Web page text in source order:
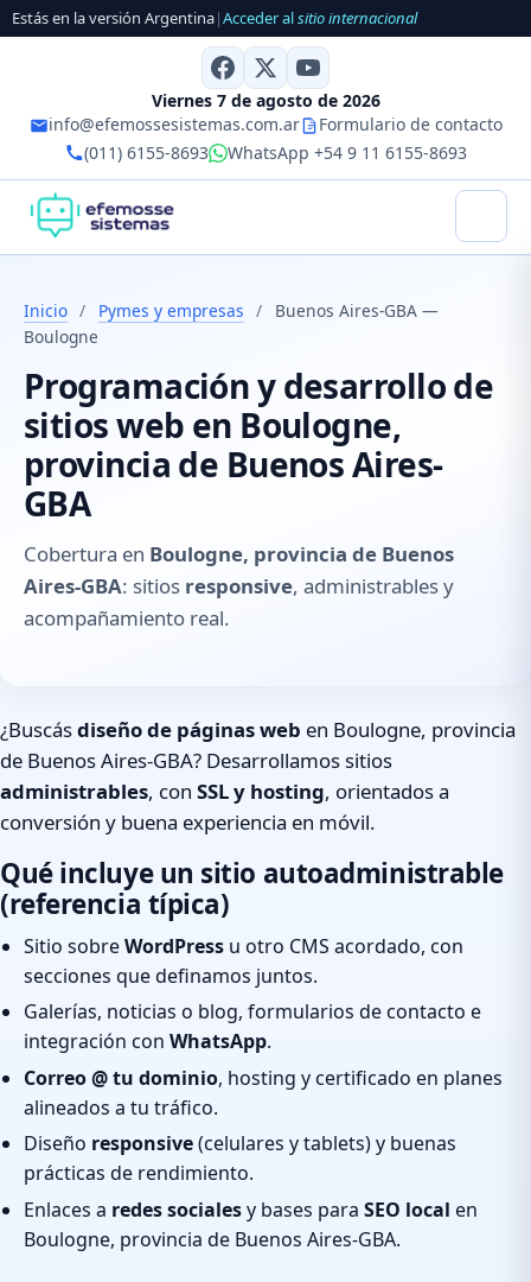
Estás en la versión Argentina|Acceder alsitio internacional
Viernes 7 de agosto de 2026
info@efemossesistemas.com.ar
Formulario de contacto
(011) 6155-8693
WhatsApp +54 9 11 6155-8693
Inicio / Pymes y empresas /
Buenos Aires-GBA —
Boulogne
Programación y desarrollo de
sitios web en Boulogne,
provincia de Buenos Aires-
GBA
Cobertura en Boulogne, provincia de Buenos
Aires-GBA: sitios responsive, administrables y
acompañamiento real.
¿Buscásdiseño de páginas web en Boulogne, provincia
de Buenos Aires-GBA? Desarrollamos sitios
administrables, con SSL y hosting, orientados a
conversión y buena experiencia en móvil.
Qué incluye un sitio autoadministrable
(referencia típica)
Sitio sobreWordPress u otro CMS acordado, con
secciones que definamos juntos.
Galerías, noticias o blog, formularios de contacto e
integración con WhatsApp.
Correo @ tu dominio, hosting y certificado en planes
alineados a tu tráfico.
Diseño responsive(celulares y tablets) y buenas
prácticas de rendimiento.
Enlaces a redes socialesy bases para SEO local en
Boulogne, provincia de Buenos Aires-GBA.